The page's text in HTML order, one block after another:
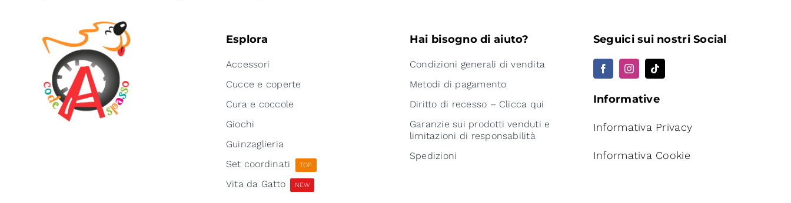
Esplora
Accessori
Cucce e coperte
Cura e coccole
Giochi
Guinzaglieria
Set coordinati
TOP
Vita da Gatto NEW
Hai bisogno di aiuto?
Condizioni generali di vendita
Metodi di pagamento
Diritto di recesso – Clicca qui
Garanzie sui prodotti venduti e
limitazioni di responsabilità
Spedizioni
Seguici sui nostri Social
Informative
Informativa Privacy
Informativa Cookie